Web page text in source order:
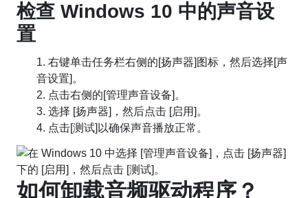
检查 Windows 10 中的声音设
置
1. 右键单击任务栏右侧的[扬声器]图标，然后选择[声
音设置]。
2. 点击右侧的[管理声音设备]。
3. 选择 [扬声器]，然后点击 [启用]。
4. 点击[测试]以确保声音播放正常。
如何卸载音频驱动程序？